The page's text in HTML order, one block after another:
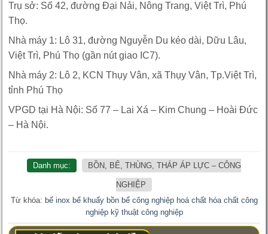
Trụ sở: Số 42, đường Đại Nải, Nông Trang, Việt Trì, Phú
Thọ.
Nhà máy 1: Lô 31, đường Nguyễn Du kéo dài, Dữu Lâu,
Việt Trì, Phú Thọ (gần nút giao IC7).
Nhà máy 2: Lô 2, KCN Thụy Vân, xã Thụy Vân, Tp.Việt Trì,
tỉnh Phú Thọ
VPGD tại Hà Nội: Số 77 – Lai Xá – Kim Chung – Hoài Đức
– Hà Nội.
Danh mục: BỒN, BỂ, THÙNG, THÁP ÁP LỰC – CÔNG
NGHIỆP
Từ khóa: bể inox bể khuấy bồn bể công nghiệp hoá chất hóa chất công
nghiệp kỹ thuật công nghiệp